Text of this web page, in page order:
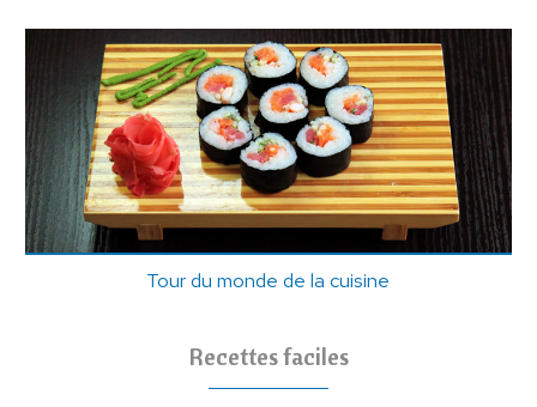
Tour du monde de la cuisine
Recettes faciles